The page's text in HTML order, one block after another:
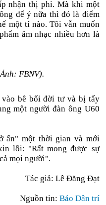
nhận thị phi. Mà khi một
để ý nữa thì đó là điểm
một tí nào. Tôi vẫn muốn
âm nhạc nhiều hơn là
FBNV).
vào bê bối đời tư và bị tẩy
một người đàn ông U60
ẩn" một thời gian và mới
lỗi: "Rất mong được sự
mọi người".
Tác giả: Lê Đăng Đạt
Nguồn tin: Báo Dân trí